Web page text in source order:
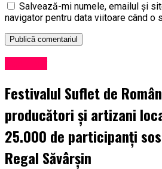
Salvează-mi numele, emailul și
navigator pentru data viitoare când o
Festivalul Suflet de
producători și artizani
25.000 de participanți
Regal Săvârșin